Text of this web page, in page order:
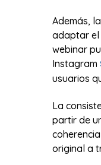
Además,
adaptar el
webinar
Instagram
usuarios
La
partir de
original a